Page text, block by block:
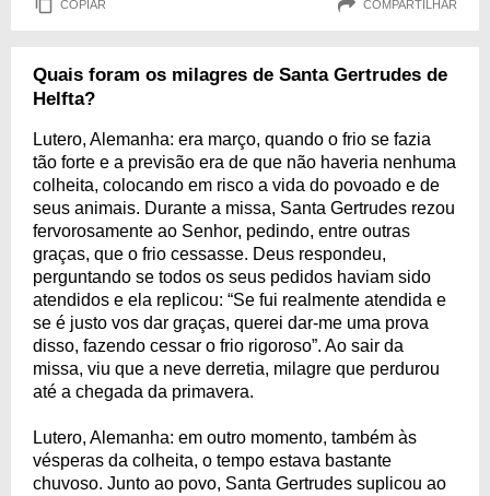
COPIAR COMPARTILHAR
Quais foram os milagres de Santa Gertrudes de
Helfta?
Lutero, Alemanha: era março, quando o frio se fazia
tão forte e a previsão era de que não haveria nenhuma
colheita, colocando em risco a vida do povoado e de
seus animais. Durante a missa, Santa Gertrudes rezou
fervorosamente ao Senhor, pedindo, entre outras
graças, que o frio cessasse. Deus respondeu,
perguntando se todos os seus pedidos haviam sido
atendidos e ela replicou: “Se fui realmente atendida e
se é justo vos dar graças, querei dar-me uma prova
disso, fazendo cessar o frio rigoroso”. Ao sair da
missa, viu que a neve derretia, milagre que perdurou
até a chegada da primavera.
Lutero, Alemanha: em outro momento, também às
vésperas da colheita, o tempo estava bastante
chuvoso. Junto ao povo, Santa Gertrudes suplicou ao